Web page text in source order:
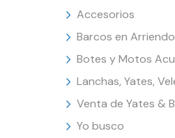
Accesorios
Barcos en Arriendo
Botes y Motos
Lanchas, Yates,
Venta de Yates &
Yo busco